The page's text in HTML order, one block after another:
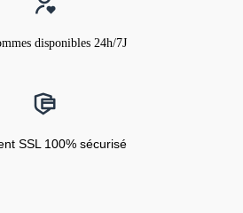
disponibles 24h/7J
SSL 100% sécurisé